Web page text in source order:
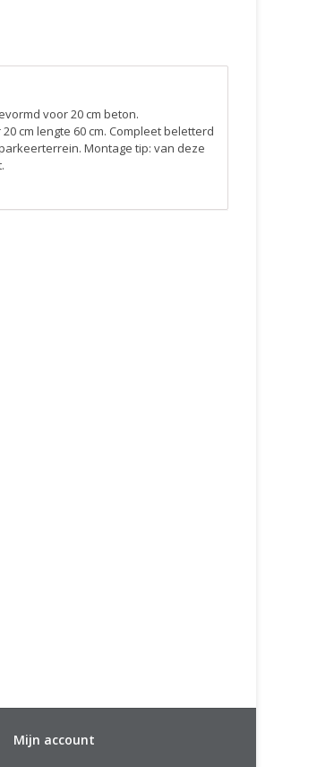
voor 20 cm beton.
cm lengte 60 cm. Compleet beletterd
Montage tip: van deze
Mijn account